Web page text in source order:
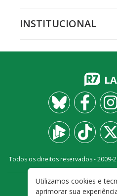
INSTITUCIONAL
Todos os direitos reservados - 2009-
FALE
Utilizamos cookies e
aprimorar sua